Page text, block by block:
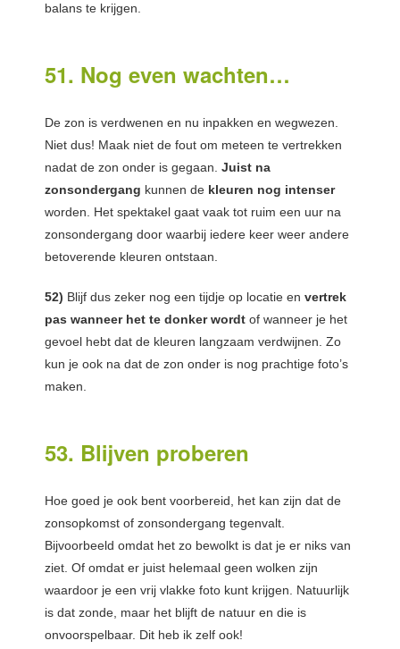
balans te krijgen.
51. Nog even wachten…
De zon is verdwenen en nu inpakken en wegwezen.
Niet dus! Maak niet de fout om meteen te vertrekken
nadat de zon onder is gegaan. Juist na
zonsondergang kunnen de kleuren nog intenser
worden. Het spektakel gaat vaak tot ruim een uur na
zonsondergang door waarbij iedere keer weer andere
betoverende kleuren ontstaan.
52) Blijf dus zeker nog een tijdje op locatie en vertrek
pas wanneer het te donker wordt of wanneer je het
gevoel hebt dat de kleuren langzaam verdwijnen. Zo
kun je ook na dat de zon onder is nog prachtige foto’s
maken.
53. Blijven proberen
Hoe goed je ook bent voorbereid, het kan zijn dat de
zonsopkomst of zonsondergang tegenvalt.
Bijvoorbeeld omdat het zo bewolkt is dat je er niks van
ziet. Of omdat er juist helemaal geen wolken zijn
waardoor je een vrij vlakke foto kunt krijgen. Natuurlijk
is dat zonde, maar het blijft de natuur en die is
onvoorspelbaar. Dit heb ik zelf ook!